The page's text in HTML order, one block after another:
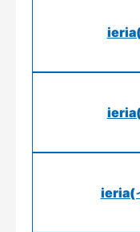
ieria(
ieria(
ieria(